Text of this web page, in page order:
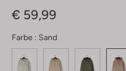
€ 59,99
Farbe : Sand